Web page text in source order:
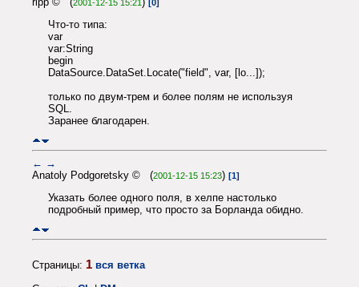
2001-12-15 15:21 [0]
Что-то типа:
var
var:String
begin
DataSource.DataSet.Locate("field", var, [lo...]);
только по двум-трем и более полям не используя
SQL.
Заранее благодарен.
← →
Anatoly Podgoretsky © (2001-12-15 15:23) [1]
Указать более одного поля, в хелпе настолько
подробный пример, что просто за Борланда обидно.
Страницы: 1 вся ветка